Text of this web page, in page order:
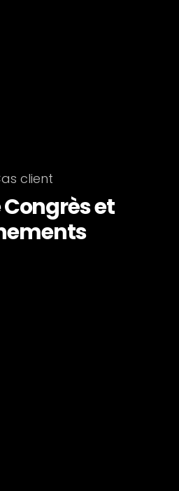
client
et